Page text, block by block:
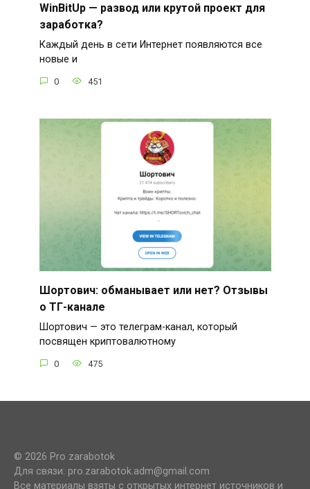
WinBitUp — развод или крутой проект для
заработка?
Каждый день в сети Интернет появляются все
новые и
0 451
Шортович: обманывает или нет? Отзывы
о ТГ-канале
Шортович — это телеграм-канал, который
посвящен криптовалютному
0 475
© 2026 Pro zarabotok
Для связи: pro.zarabotok.adm@gmail.com
Все материалы взяты с открытых интернет источников и